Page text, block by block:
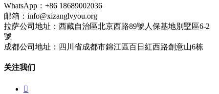
WhatsApp：+86 18689002036
邮箱：info@xizanglvyou.org
拉萨公司地址：西藏自治區北京西路89號人保基地別墅區6-2
號
成都公司地址：四川省成都市錦江區百日紅西路創意山6栋
关注我们
